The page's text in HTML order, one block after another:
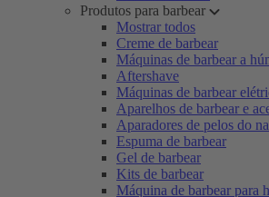
Produtos para barbear
Mostrar todos
Creme de barbear
Máquinas de barbear a
Aftershave
Máquinas de barbear
Aparelhos de barbear e
Aparadores de pelos do
Espuma de barbear
Gel de barbear
Kits de barbear
Máquina de barbear para